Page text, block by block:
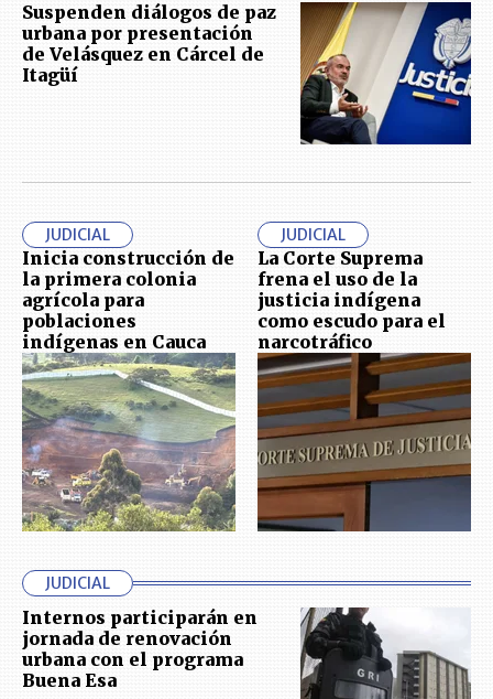
Suspenden diálogos de paz
urbana por presentación
de Velásquez en Cárcel de
Itagüí
JUDICIAL
Inicia construcción de
la primera colonia
agrícola para
poblaciones
indígenas en Cauca
JUDICIAL
La Corte Suprema
frena el uso de la
justicia indígena
como escudo para el
narcotráfico
JUDICIAL
Internos participarán en
jornada de renovación
urbana con el programa
Buena Esa